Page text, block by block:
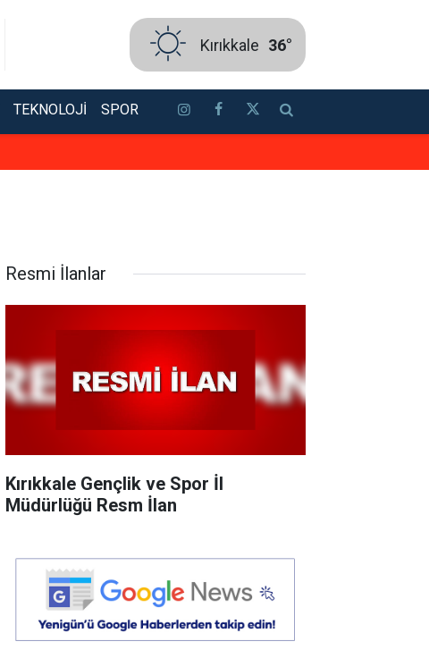
Kırıkkale 36°
TEKNOLOJI SPOR
Resmi İlanlar
Kırıkkale Gençlik ve Spor İl
Müdürlüğü Resm İlan